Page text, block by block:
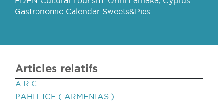
Gastronomic Calendar Sweets&Pies
Articles relatifs
A.R.C.
PAHIT ICE ( ARMENIAS )